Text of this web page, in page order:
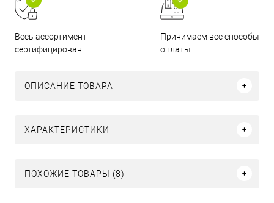
Весь ассортимент
сертифицирован
Принимаем все способы
оплаты
ОПИСАНИЕ ТОВАРА
ХАРАКТЕРИСТИКИ
ПОХОЖИЕ ТОВАРЫ (8)